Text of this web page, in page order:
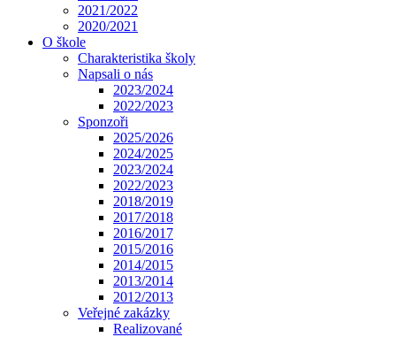
2021/2022
2020/2021
O škole
Charakteristika školy
Napsali o nás
2023/2024
2022/2023
Sponzoři
2025/2026
2024/2025
2023/2024
2022/2023
2018/2019
2017/2018
2016/2017
2015/2016
2014/2015
2013/2014
2012/2013
Veřejné zakázky
Realizované